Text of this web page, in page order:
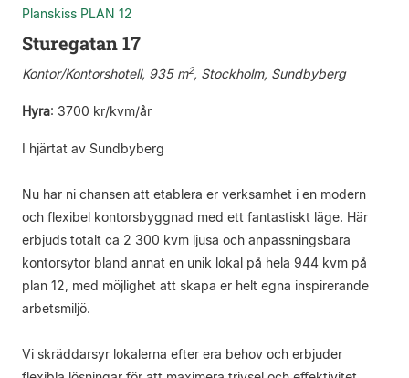
Planskiss PLAN 12
Sturegatan 17
Kontor/Kontorshotell, 935 m2, Stockholm, Sundbyberg
Hyra: 3700 kr/kvm/år
I hjärtat av Sundbyberg
Nu har ni chansen att etablera er verksamhet i en modern
och flexibel kontorsbyggnad med ett fantastiskt läge. Här
erbjuds totalt ca 2 300 kvm ljusa och anpassningsbara
kontorsytor bland annat en unik lokal på hela 944 kvm på
plan 12, med möjlighet att skapa er helt egna inspirerande
arbetsmiljö.
Vi skräddarsyr lokalerna efter era behov och erbjuder